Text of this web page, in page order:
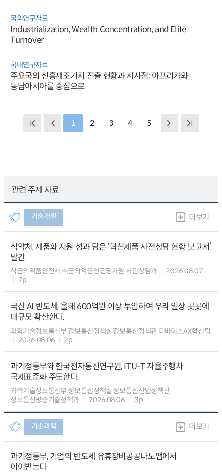
국외연구자료
Industrialization, Wealth Concentration, and Elite
Turnover
국내연구자료
주요국의 신흥제조기지 진출 현황과 시사점: 아프리카와
동남아시아를 중심으로
1 2 3 4 5
관련 주제 자료
기술개발 더보기
식약처, 제품화 지원 성과 담은 ‘혁신제품 사전상담 현황 보고서’
발간
식품의약품안전처 식품의약품안전평가원 사전상담과
2026.08.07
7p
국산 AI 반도체, 올해 600억원 이상 투입하여 우리 일상 곳곳에
대규모 확산한다.
과학기술정보통신부 정보통신정책실 정보통신정책관 디바이스AX혁신팀
2026.08.06
2p
과기정통부와 한국전자통신연구원, ITU-T 자율주행차
국제표준화 주도한다.
과학기술정보통신부 정보통신정책실 정보통신산업정책관
정보통신방송기술정책과
2026.08.06 3p
기초과학 더보기
과기정통부, 기업의 반도체 유휴장비공공나노팹에서
이어받는다